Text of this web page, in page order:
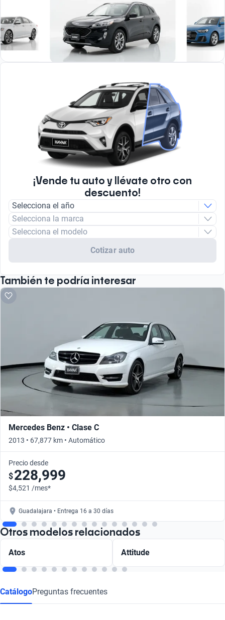
¡Vende tu auto y llévate otro con
descuento!
Selecciona el año
Selecciona la marca
Selecciona el modelo
Cotizar auto
También te podría interesar
Mercedes Benz • Clase C
2013 • 67,877 km • Automático
Precio desde
$228,999
$4,521 /mes*
Guadalajara • Entrega 16 a 30 días
Otros modelos relacionados
Atos Attitude
CatálogoPreguntas frecuentes